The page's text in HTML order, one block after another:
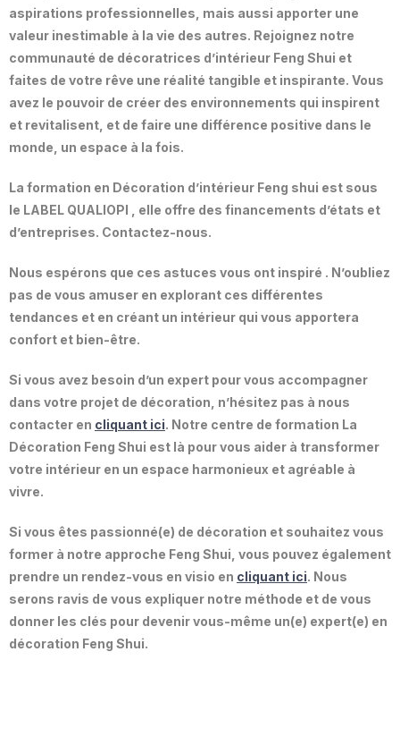
aspirations professionnelles, mais aussi apporter une
valeur inestimable à la vie des autres. Rejoignez notre
communauté de décoratrices d’intérieur Feng Shui et
faites de votre rêve une réalité tangible et inspirante. Vous
avez le pouvoir de créer des environnements qui inspirent
et revitalisent, et de faire une différence positive dans le
monde, un espace à la fois.
La formation en Décoration d’intérieur Feng shui est sous
le LABEL QUALIOPI , elle offre des financements d’états et
d’entreprises. Contactez-nous.
Nous espérons que ces astuces vous ont inspiré . N’oubliez
pas de vous amuser en explorant ces différentes
tendances et en créant un intérieur qui vous apportera
confort et bien-être.
Si vous avez besoin d’un expert pour vous accompagner
dans votre projet de décoration, n’hésitez pas à nous
contacter en cliquant ici. Notre centre de formation La
Décoration Feng Shui est là pour vous aider à transformer
votre intérieur en un espace harmonieux et agréable à
vivre.
Si vous êtes passionné(e) de décoration et souhaitez vous
former à notre approche Feng Shui, vous pouvez également
prendre un rendez-vous en visio en cliquant ici. Nous
serons ravis de vous expliquer notre méthode et de vous
donner les clés pour devenir vous-même un(e) expert(e) en
décoration Feng Shui.